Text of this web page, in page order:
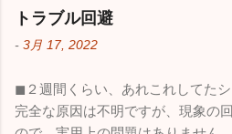
トラブル回避
- 3月 17, 2022
◼︎２週間くらい、あれこれしてたシ
完全な原因は不明ですが、現象の